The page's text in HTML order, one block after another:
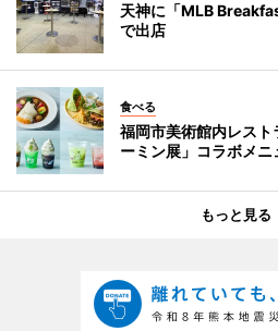
天神に「MLB
で出店
食べる
福岡市美術館内レス
ーミン展」コラボメニ
もっと見る